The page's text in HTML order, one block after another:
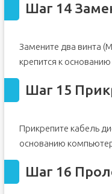
Шаг 14
Замените два винта
крепится к
Шаг 15
Прикрепите кабель
основанию
Шаг 16